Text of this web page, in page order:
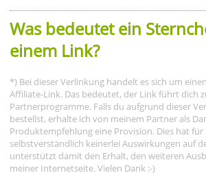
Was bedeutet ein
einem Link?
*) Bei dieser Verlinkung handelt es sich um
Affiliate-Link. Das bedeutet, der Link führt dich
Partnerprogramme. Falls du aufgrund dieser
bestellst, erhalte ich von meinem Partner als
Produktempfehlung eine Provision. Dies hat für
selbstverständlich keinerlei Auswirkungen auf
unterstützt damit den Erhalt, den weiteren
meiner Internetseite. Vielen Dank :-)